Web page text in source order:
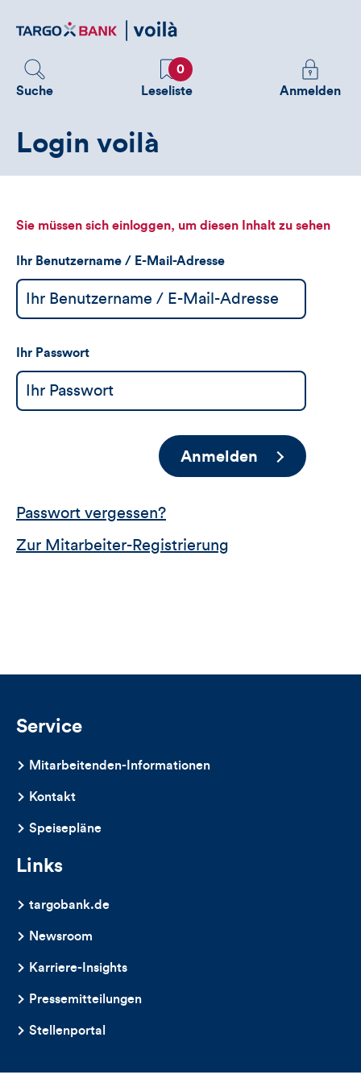
zum
Suche
Favoriten
0
Leseliste
Melden
Sie
sehen
Anmelden
Login voilà
Sie müssen sich einloggen, um diesen Inhalt zu sehen
Ihr Benutzername / E-Mail-Adresse
Ihr Passwort
Anmelden
Passwort vergessen?
Zur Mitarbeiter-Registrierung
Service
Mitarbeitenden-Informationen
Kontakt
Speisepläne
Links
targobank.de
Newsroom
Karriere-Insights
Pressemitteilungen
Stellenportal